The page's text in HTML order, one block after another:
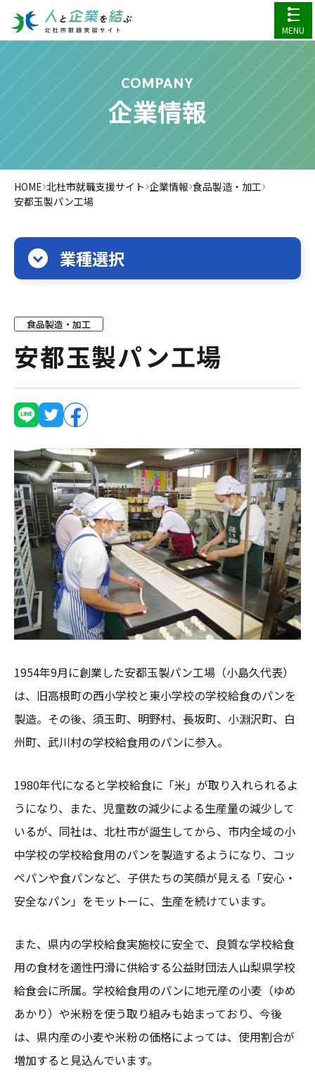
MENU
COMPANY
企業情報
HOME›北杜市就職支援サイト›企業情報›食品製造・加工›
安都玉製パン工場
業種選択
食品製造・加工
安都玉製パン工場
1954年9月に創業した安都玉製パン工場（小島久代表）
は、旧高根町の西小学校と東小学校の学校給食のパンを
製造。その後、須玉町、明野村、長坂町、小淵沢町、白
州町、武川村の学校給食用のパンに参入。
1980年代になると学校給食に「米」が取り入れられるよ
うになり、また、児童数の減少による生産量の減少して
いるが、同社は、北杜市が誕生してから、市内全域の小
中学校の学校給食用のパンを製造するようになり、コッ
ペパンや食パンなど、子供たちの笑顔が見える「安心・
安全なパン」をモットーに、生産を続けています。
また、県内の学校給食実施校に安全で、良質な学校給食
用の食材を適性円滑に供給する公益財団法人山梨県学校
給食会に所属。学校給食用のパンに地元産の小麦（ゆめ
あかり）や米粉を使う取り組みも始まっており、今後
は、県内産の小麦や米粉の価格によっては、使用割合が
増加すると見込んでいます。